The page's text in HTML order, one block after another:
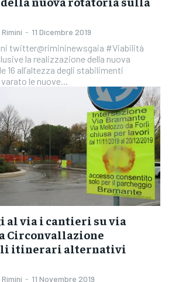
- 11 Dicembre 2019
twitter@rimininewsgaia #Viabilità
la realizzazione della nuova
16 all’altezza degli stabilimenti
le nuove...
al via i cantieri su via
Circonvallazione
itinerari alternativi
- 11 Novembre 2019